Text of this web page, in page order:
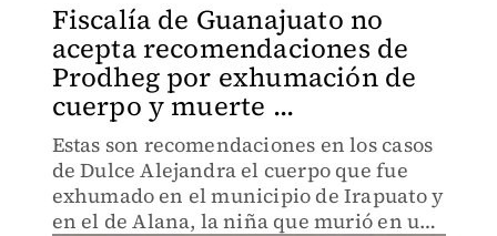
Fiscalía de Guanajuato no
acepta recomendaciones de
Prodheg por exhumación de
cuerpo y muerte ...
Estas son recomendaciones en los casos
de Dulce Alejandra el cuerpo que fue
exhumado en el municipio de Irapuato y
en el de Alana, la niña que murió en un